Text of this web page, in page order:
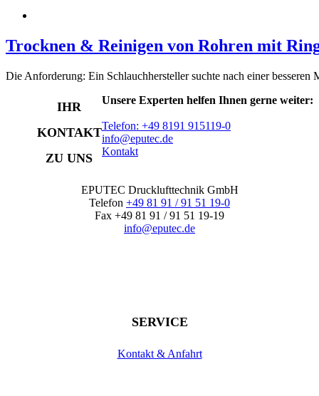
Trocknen & Reinigen von Rohren mit
Die Anforderung: Ein Schlauchhersteller suchte nach einer besseren
Unsere Experten helfen Ihnen gerne weiter:
Telefon: +49 8191 915119-0
info@eputec.de
Kontakt
IHR
KONTAKT
ZU UNS
EPUTEC Drucklufttechnik GmbH
Telefon +49 81 91 / 91 51 19-0
Fax +49 81 91 / 91 51 19-19
info@eputec.de
SERVICE
Kontakt & Anfahrt